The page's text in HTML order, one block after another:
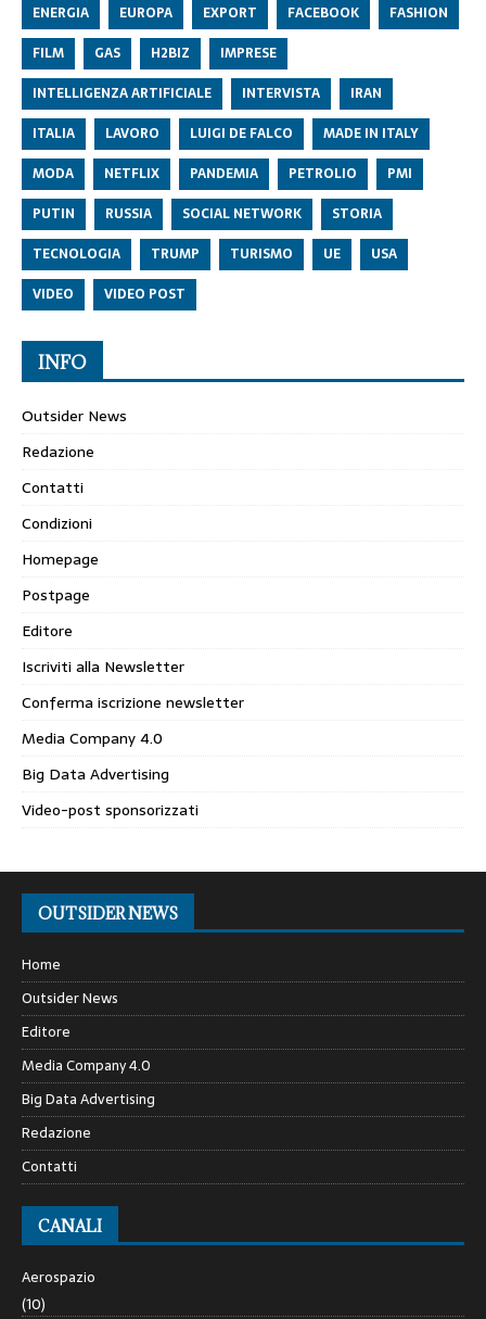
ENERGIA EUROPA EXPORT FACEBOOK
FASHION
FILM
GAS H2BIZ
IMPRESE
INTELLIGENZA ARTIFICIALE
INTERVISTA
IRAN
ITALIA
LAVORO LUIGI DE FALCO
MADE IN ITALY
MODA
NETFLIX PANDEMIA PETROLIO
PMI
PUTIN
RUSSIA SOCIAL NETWORK
STORIA
TECNOLOGIA
TRUMP TURISMO UE
USA
VIDEO
VIDEO POST
INFO
Outsider News
Redazione
Contatti
Condizioni
Homepage
Postpage
Editore
Iscriviti alla Newsletter
Conferma iscrizione newsletter
Media Company 4.0
Big Data Advertising
Video-post sponsorizzati
OUTSIDER NEWS
Home
Outsider News
Editore
Media Company 4.0
Big Data Advertising
Redazione
Contatti
CANALI
Aerospazio
(10)